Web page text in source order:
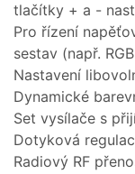
tlačítky + a -
Pro řízení
sestav (např.
Nastavení
Dynamické
Set vysílače s
Dotyková
Radiový RF